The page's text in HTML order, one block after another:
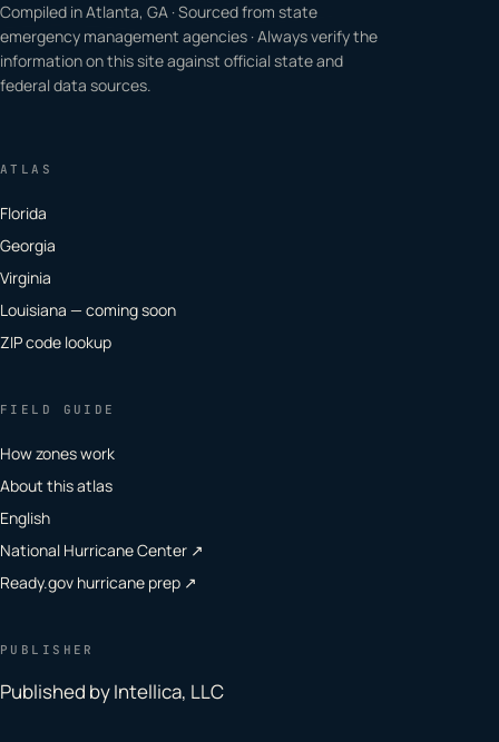
Compiled in Atlanta, GA · Sourced from state
emergency management agencies · Always verify the
information on this site against official state and
federal data sources.
ATLAS
Florida
Georgia
Virginia
Louisiana — coming soon
ZIP code lookup
FIELD GUIDE
How zones work
About this atlas
English
National Hurricane Center ↗
Ready.gov hurricane prep ↗
PUBLISHER
Published by Intellica, LLC